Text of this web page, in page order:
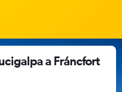
a Fráncfort